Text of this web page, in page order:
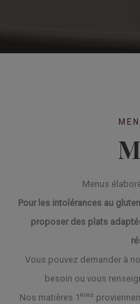
Menus
Pour les intolérances au
proposer des plats
Vous pouvez demander à
besoin ou vous
Nos matières 1ères